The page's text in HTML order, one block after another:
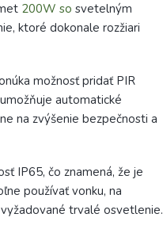
200W so svetelným
ktoré dokonale rozžiari
možnosť pridať PIR
automatické
na zvýšenie bezpečnosti a
IP65, čo znamená, že je
používať vonku, na
trvalé osvetlenie.